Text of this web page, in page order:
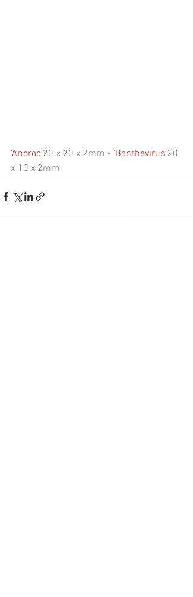
'Anoroc'20 x 20 x 2mm - 'Banthevirus'20
x 10 x 2mm